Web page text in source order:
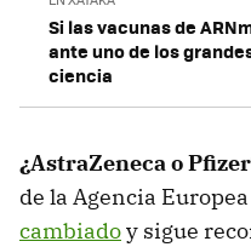
Si las vacunas de
ante uno de los
ciencia
¿AstraZeneca o
de la Agencia
cambiadoy sigue